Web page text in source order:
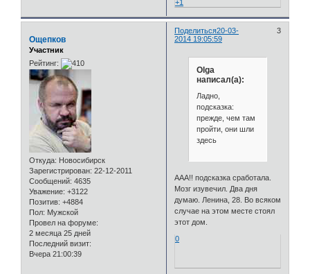
+1
Поделиться 3
20-03-
2014 19:05:59
Ощепков
Участник
Рейтинг:
Откуда: Новосибирск
Зарегистрирован: 22-12-2011
Сообщений: 4635
Уважение: +3122
Позитив: +4884
Пол: Мужской
Провел на форуме:
2 месяца 25 дней
Последний визит:
Вчера 21:00:39
Olga
написал(а):
Ладно,
подсказка:
прежде, чем там
пройти, они шли
здесь
ААА!! подсказка сработала.
Мозг изувечил. Два дня
думаю. Ленина, 28. Во всяком
случае на этом месте стоял
этот дом.
0